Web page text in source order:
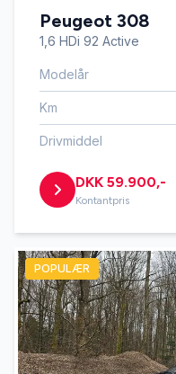
Peugeot 308
1,6 HDi 92 Active
Modelår
Km
Drivmiddel
DKK 59.900,-
Kontantpris
POPULÆR